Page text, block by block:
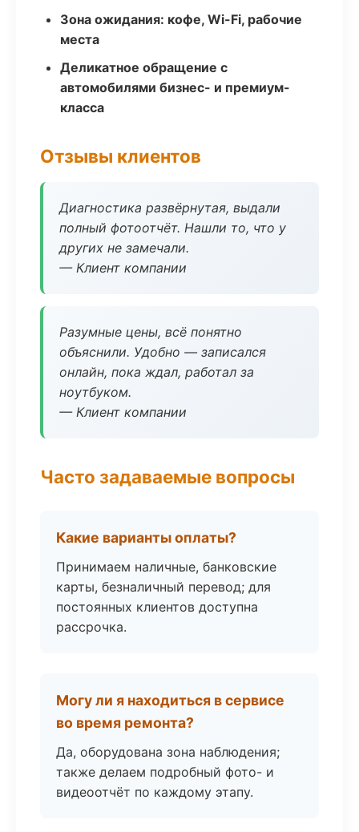
Зона ожидания: кофе, Wi-Fi, рабочие
места
Деликатное обращение с
автомобилями бизнес- и премиум-
класса
Отзывы клиентов
Диагностика развёрнутая, выдали
полный фотоотчёт. Нашли то, что у
других не замечали.
— Клиент компании
Разумные цены, всё понятно
объяснили. Удобно — записался
онлайн, пока ждал, работал за
ноутбуком.
— Клиент компании
Часто задаваемые вопросы
Какие варианты оплаты?
Принимаем наличные, банковские
карты, безналичный перевод; для
постоянных клиентов доступна
рассрочка.
Могу ли я находиться в сервисе
во время ремонта?
Да, оборудована зона наблюдения;
также делаем подробный фото- и
видеоотчёт по каждому этапу.